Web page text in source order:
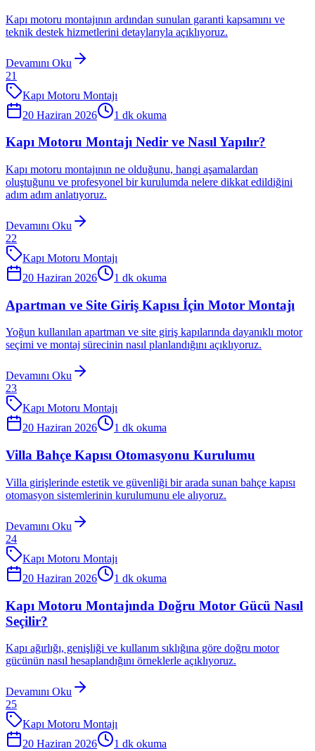
Kapı motoru montajının ardından sunulan garanti kapsamını ve
teknik destek hizmetlerini detaylarıyla açıklıyoruz.
Devamını Oku
21
Kapı Motoru Montajı
20 Haziran 2026
1 dk okuma
Kapı Motoru Montajı Nedir ve Nasıl Yapılır?
Kapı motoru montajının ne olduğunu, hangi aşamalardan
oluştuğunu ve profesyonel bir kurulumda nelere dikkat edildiğini
adım adım anlatıyoruz.
Devamını Oku
22
Kapı Motoru Montajı
20 Haziran 2026
1 dk okuma
Apartman ve Site Giriş Kapısı İçin Motor Montajı
Yoğun kullanılan apartman ve site giriş kapılarında dayanıklı motor
seçimi ve montaj sürecinin nasıl planlandığını açıklıyoruz.
Devamını Oku
23
Kapı Motoru Montajı
20 Haziran 2026
1 dk okuma
Villa Bahçe Kapısı Otomasyonu Kurulumu
Villa girişlerinde estetik ve güvenliği bir arada sunan bahçe kapısı
otomasyon sistemlerinin kurulumunu ele alıyoruz.
Devamını Oku
24
Kapı Motoru Montajı
20 Haziran 2026
1 dk okuma
Kapı Motoru Montajında Doğru Motor Gücü Nasıl
Seçilir?
Kapı ağırlığı, genişliği ve kullanım sıklığına göre doğru motor
gücünün nasıl hesaplandığını örneklerle açıklıyoruz.
Devamını Oku
25
Kapı Motoru Montajı
20 Haziran 2026
1 dk okuma